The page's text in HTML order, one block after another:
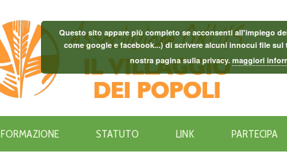
FORMAZIONE STATUTO LINK PARTECIPA
Questo sito appare più completo se acconsenti all'impiego
come google e facebook...) di scrivere alcuni innocui file
nostra pagina sulla privacy. maggiori